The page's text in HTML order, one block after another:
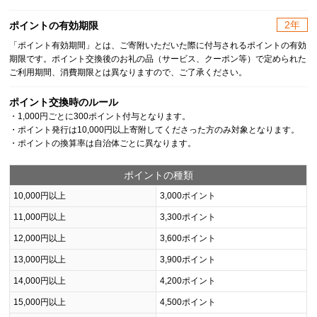
ポイントの有効期限 2年
「ポイント有効期間」とは、ご寄附いただいた際に付与されるポイントの有効
期限です。ポイント交換後のお礼の品（サービス、クーポン等）で定められた
ご利用期間、消費期限とは異なりますので、ご了承ください。
ポイント交換時のルール
・1,000円ごとに300ポイント付与となります。
・ポイント発行は10,000円以上寄附してくださった方のみ対象となります。
・ポイントの換算率は自治体ごとに異なります。
ポイントの種類
10,000円以上 3,000ポイント
11,000円以上 3,300ポイント
12,000円以上 3,600ポイント
13,000円以上 3,900ポイント
14,000円以上 4,200ポイント
15,000円以上 4,500ポイント